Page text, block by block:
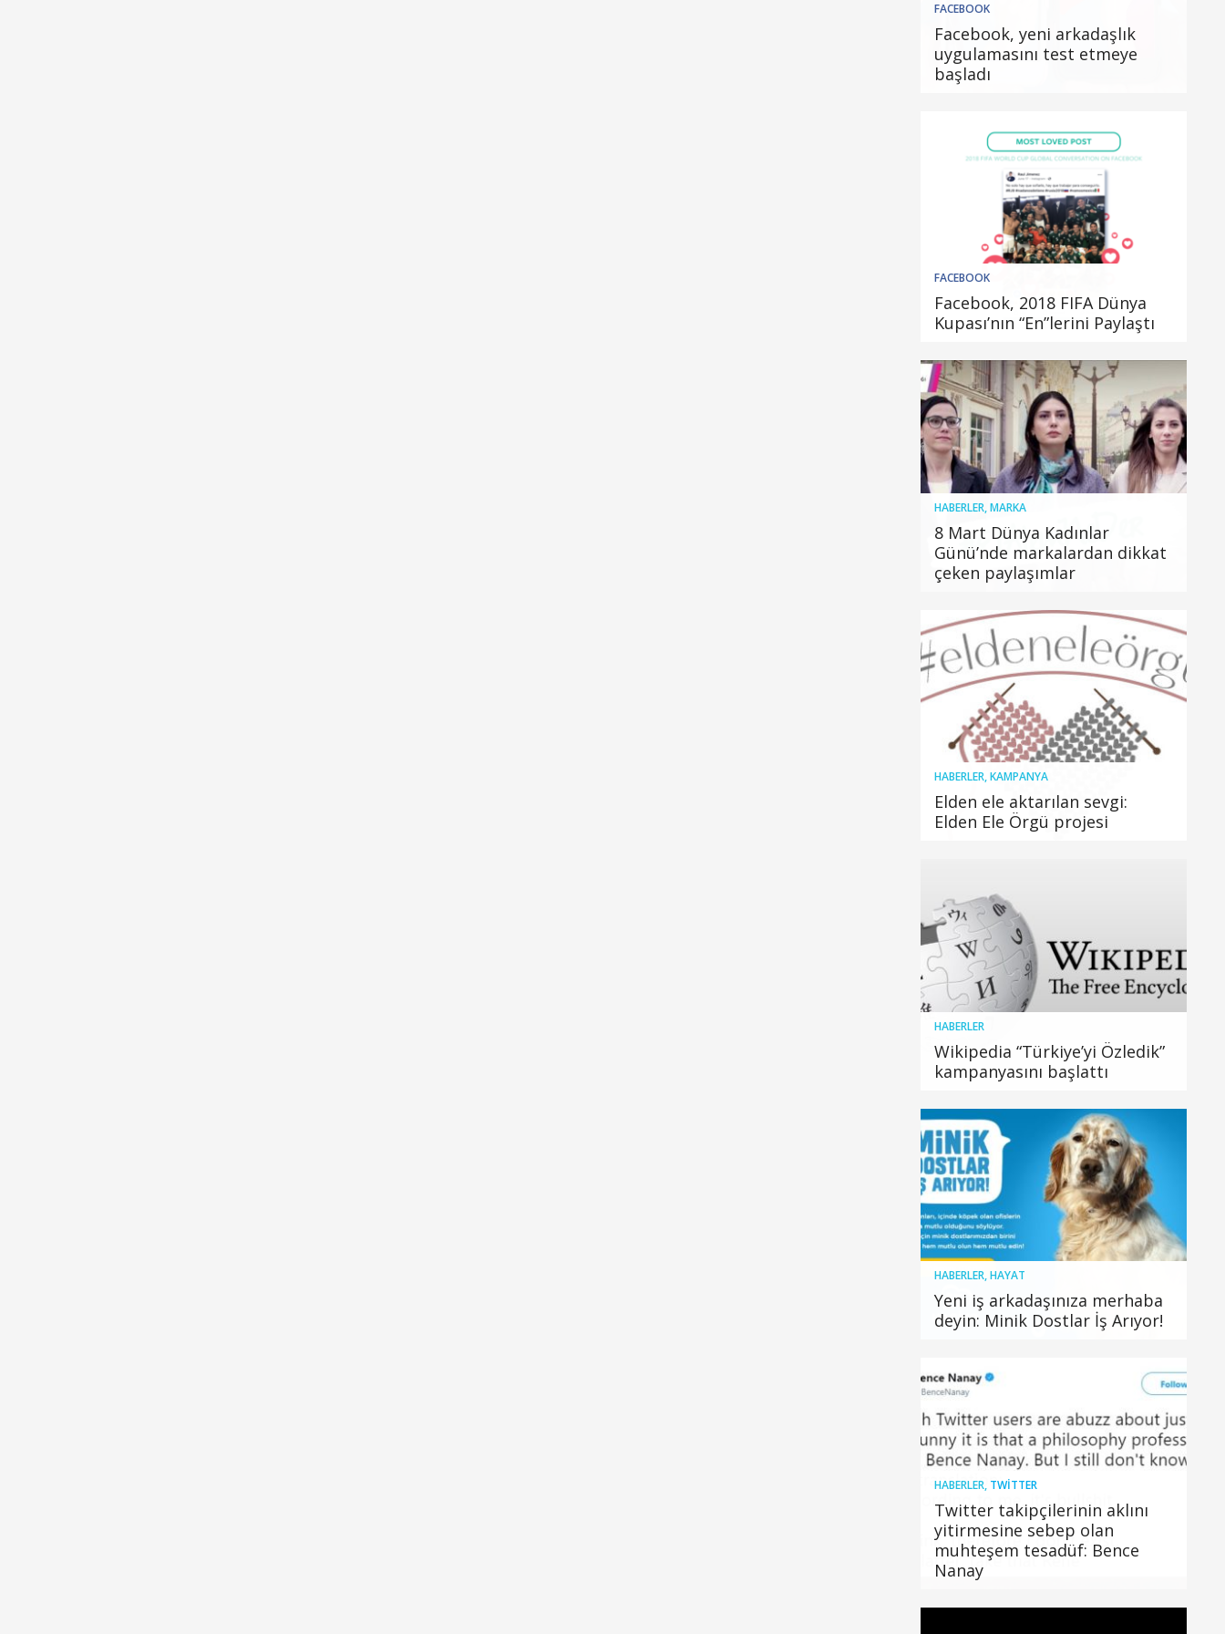
FACEBOOK
Facebook, yeni arkadaşlık
uygulamasını test etmeye
başladı
FACEBOOK
Facebook, 2018 FIFA Dünya
Kupası’nın “En”lerini Paylaştı
HABERLER,MARKA
8 Mart Dünya Kadınlar
Günü’nde markalardan dikkat
çeken paylaşımlar
HABERLER,KAMPANYA
Elden ele aktarılan sevgi:
Elden Ele Örgü projesi
HABERLER
Wikipedia “Türkiye’yi Özledik”
kampanyasını başlattı
HABERLER,HAYAT
Yeni iş arkadaşınıza merhaba
deyin: Minik Dostlar İş Arıyor!
HABERLER, TWITTER
Twitter takipçilerinin aklını
yitirmesine sebep olan
muhteşem tesadüf: Bence
Nanay